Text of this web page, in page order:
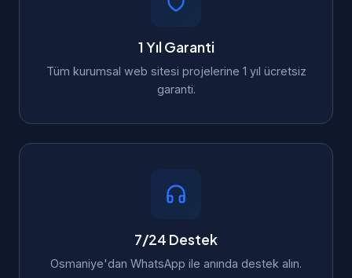
1 Yıl Garanti
Tüm kurumsal web sitesi projelerine 1 yıl ücretsiz
garanti.
7/24 Destek
Osmaniye'dan WhatsApp ile anında destek alın.